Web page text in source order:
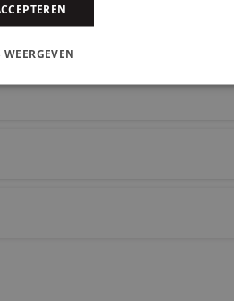
WEERGEVEN